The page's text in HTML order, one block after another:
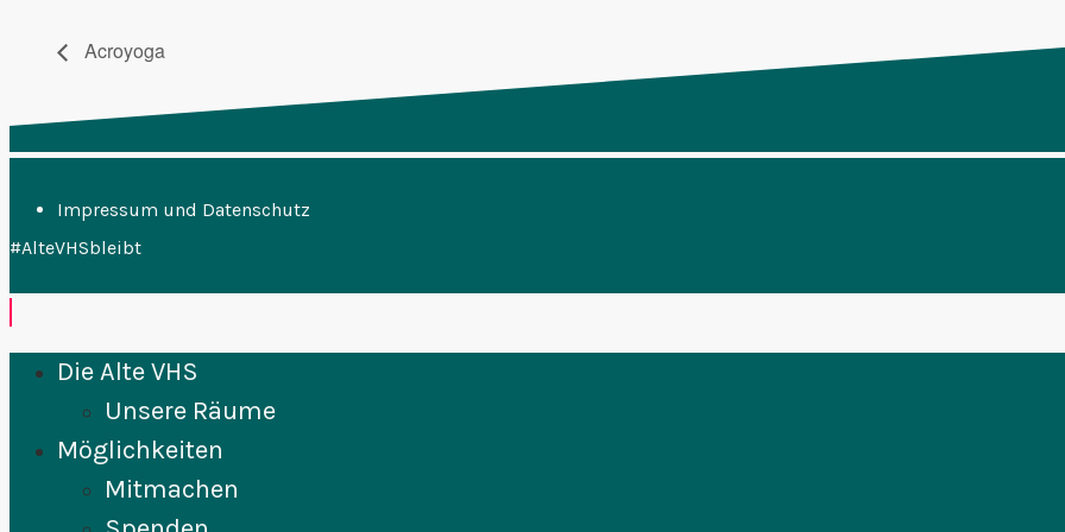
Acroyoga
Impressum und Datenschutz
#AlteVHSbleibt
Die Alte VHS
Unsere Räume
Möglichkeiten
Mitmachen